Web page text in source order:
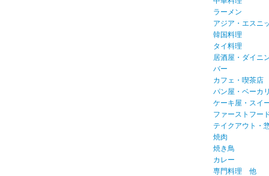
ラーメン
アジア・エスニ
韓国料理
タイ料理
居酒屋・ダイニ
バー
カフェ・喫茶店
パン屋・ベーカ
ケーキ屋・スイ
ファーストフー
テイクアウト・
焼肉
焼き鳥
カレー
専門料理 他